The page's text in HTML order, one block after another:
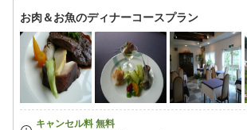
お肉＆お魚のディナーコースプラン